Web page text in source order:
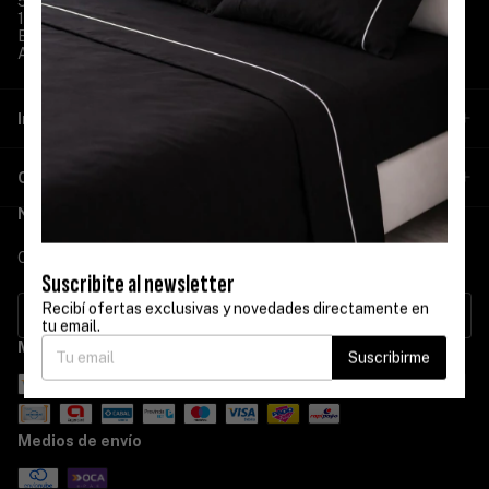
1178929756
Blancotritel@hotmail.com
Av. Avellaneda 2967
Información
Categorías
Newsletter
Ofertas imperdibles
Medios de pago
Medios de envío
Suscribite al newsletter
Recibí ofertas exclusivas y novedades directamente en
tu email.
Suscribirme